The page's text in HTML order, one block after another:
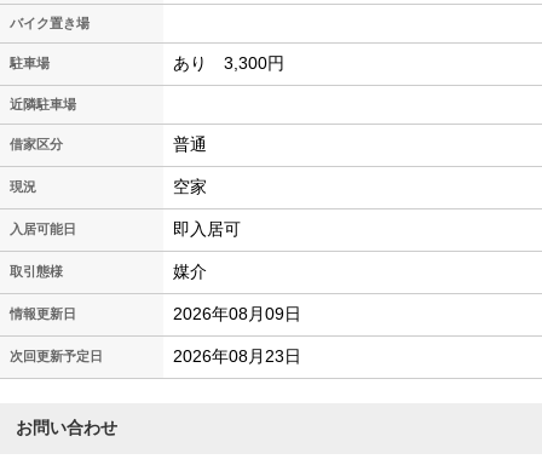
バイク置き場
駐車場 あり 3,300円
近隣駐車場
借家区分 普通
現況 空家
入居可能日 即入居可
取引態様 媒介
情報更新日 2026年08月09日
次回更新予定日 2026年08月23日
お問い合わせ